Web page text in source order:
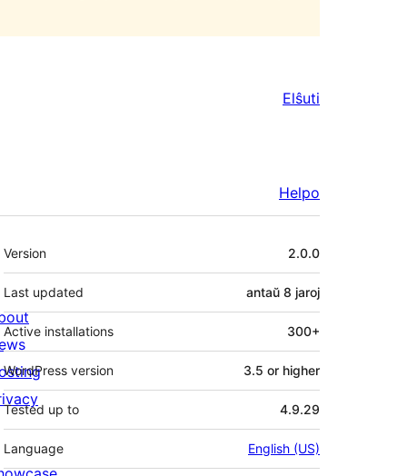
Elŝuti
Helpo
Metadatumoj
Version 2.0.0
Last updated antaŭ 8 jaroj
Active installations 300+
WordPress version 3.5 or higher
Tested up to 4.9.29
Language English (US)